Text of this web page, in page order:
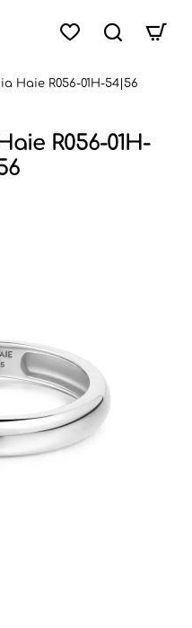
R056-01H-
Haie R056-01H-54|56